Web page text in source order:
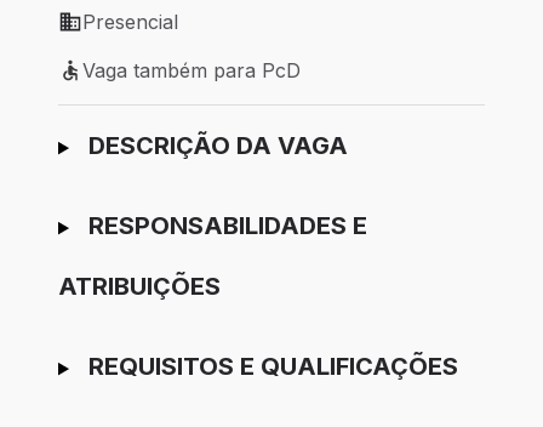
Modelo de trabalho: Presencial
Presencial
Vaga também para PcD
Vaga também para PcD
Ir para candidatura
DESCRIÇÃO DA VAGA
RESPONSABILIDADES E
ATRIBUIÇÕES
REQUISITOS E QUALIFICAÇÕES